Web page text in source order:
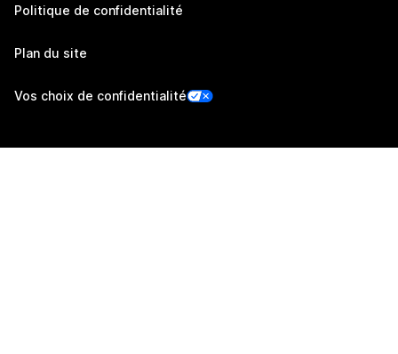
Politique de confidentialité
Plan du site
Vos choix de confidentialité